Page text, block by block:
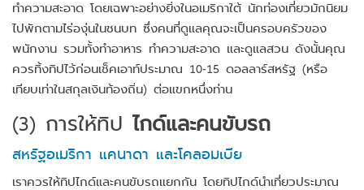
ทำความสะอาด โดยเฉพาะอย่างยิ่งในอเมริกาใต้ นักท่องเที่ยวมักนิยม
ไปพักตามไร่องุ่นในชนบท ซึ่งคนที่ดูแลคุณจะเป็นครอบครัวของ
พนักงาน รวมทั้งทำอาหาร ทำความสะอาด และดูแลสวน ดังนั้นคุณ
ควรทิ้งทิปไว้ก่อนเช็คเอาท์ประมาณ 10-15 ดอลลาร์สหรัฐ (หรือ
เทียบเท่าในสกุลเงินท้องถิ่น) ต่อแขกหนึ่งท่าน
(3) การให้ทิป ไกด์และคนขับรถ
สหรัฐอเมริกา แคนาดา และโคลอมเบีย
เราควรให้ทิปไกด์และคนขับรถแยกกัน โดยทิปไกด์นำเที่ยวประมาณ